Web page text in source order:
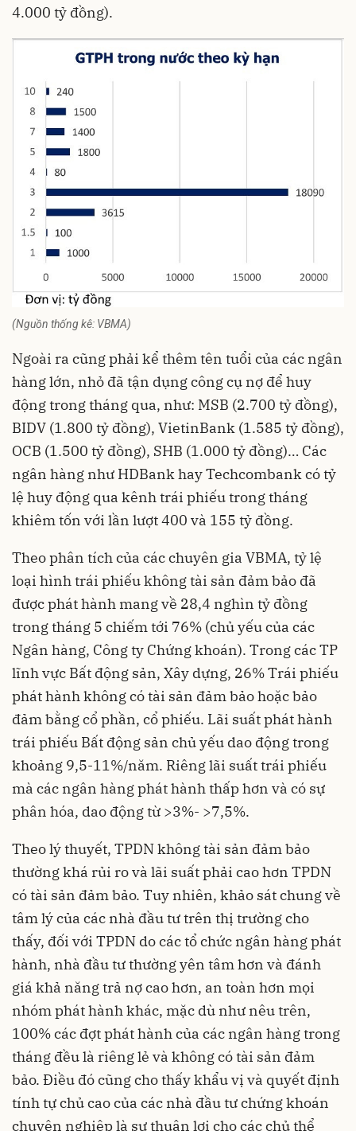
4.000 tỷ đồng).
(Nguồn thống kê: VBMA)
Ngoài ra cũng phải kể thêm tên tuổi của các ngân
hàng lớn, nhỏ đã tận dụng công cụ nợ để huy
động trong tháng qua, như: MSB (2.700 tỷ đồng),
BIDV (1.800 tỷ đồng), VietinBank (1.585 tỷ đồng),
OCB (1.500 tỷ đồng), SHB (1.000 tỷ đồng)… Các
ngân hàng như HDBank hay Techcombank có tỷ
lệ huy động qua kênh trái phiếu trong tháng
khiêm tốn với lần lượt 400 và 155 tỷ đồng.
Theo phân tích của các chuyên gia VBMA, tỷ lệ
loại hình trái phiếu không tài sản đảm bảo đã
được phát hành mang về 28,4 nghìn tỷ đồng
trong tháng 5 chiếm tới 76% (chủ yếu của các
Ngân hàng, Công ty Chứng khoán). Trong các TP
lĩnh vực Bất động sản, Xây dựng, 26% Trái phiếu
phát hành không có tài sản đảm bảo hoặc bảo
đảm bằng cổ phần, cổ phiếu. Lãi suất phát hành
trái phiếu Bất động sản chủ yếu dao động trong
khoảng 9,5-11%/năm. Riêng lãi suất trái phiếu
mà các ngân hàng phát hành thấp hơn và có sự
phân hóa, dao động từ >3%- >7,5%.
Theo lý thuyết, TPDN không tài sản đảm bảo
thường khá rủi ro và lãi suất phải cao hơn TPDN
có tài sản đảm bảo. Tuy nhiên, khảo sát chung về
tâm lý của các nhà đầu tư trên thị trường cho
thấy, đối với TPDN do các tổ chức ngân hàng phát
hành, nhà đầu tư thường yên tâm hơn và đánh
giá khả năng trả nợ cao hơn, an toàn hơn mọi
nhóm phát hành khác, mặc dù như nêu trên,
100% các đợt phát hành của các ngân hàng trong
tháng đều là riêng lẻ và không có tài sản đảm
bảo. Điều đó cũng cho thấy khẩu vị và quyết định
tính tự chủ cao của các nhà đầu tư chứng khoán
chuyên nghiệp là sự thuận lợi cho các chủ thể